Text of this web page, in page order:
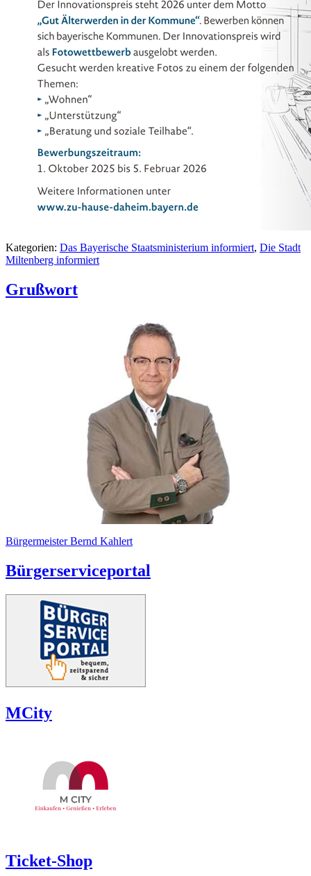
Kategorien: Das Bayerische Staatsministerium informiert, Die Stadt
Miltenberg informiert
Grußwort
Bürgermeister Bernd Kahlert
Bürgerserviceportal
MCity
Ticket-Shop